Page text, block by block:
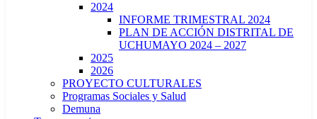
2024
INFORME TRIMESTRAL 2024
PLAN DE ACCIÓN DISTRITAL DE
UCHUMAYO 2024 – 2027
2025
2026
PROYECTO CULTURALES
Programas Sociales y Salud
Demuna